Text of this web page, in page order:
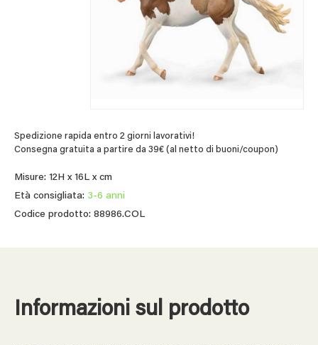
Spedizione rapida entro 2 giorni lavorativi!
Consegna gratuita a partire da 39€ (al netto di buoni/coupon)
Misure: 12H x 16L x cm
Età consigliata: 3-6 anni
Codice prodotto: 88986.COL
Informazioni sul prodotto